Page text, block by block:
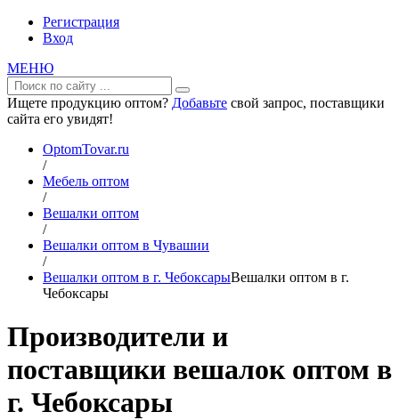
Регистрация
Вход
МЕНЮ
Ищете продукцию оптом? Добавьте свой запрос, поставщики
сайта его увидят!
OptomTovar.ru
/
Мебель оптом
/
Вешалки оптом
/
Вешалки оптом в Чувашии
/
Вешалки оптом в г. ЧебоксарыВешалки оптом в г.
Чебоксары
Производители и
поставщики вешалок оптом в
г. Чебоксары